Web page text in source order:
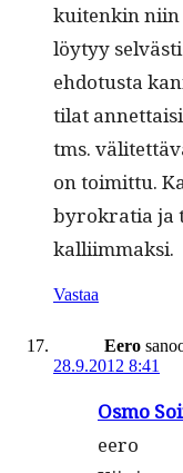
kuitenkin niin
löy­tyy
ehdo­tus­ta
tilat
tms.
on toimit­tu.
byrokra­tia ja
kalliimmaksi.
Vastaa
Eero
28.9.2012 8:41
Osmo
eero